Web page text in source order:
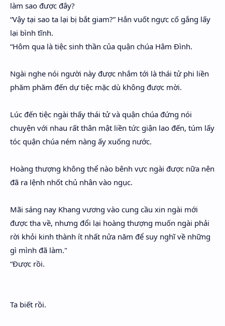
làm sao được đây?
“Vậy tại sao ta lại bị bắt giam?” Hắn vuốt ngực cố gắng lấy
lại bình tĩnh.
“Hôm qua là tiệc sinh thần của quận chúa Hâm Đình.
Ngài nghe nói người này được nhắm tới là thái tử phi liền
phăm phăm đến dự tiệc mặc dù không được mời.
Lúc đến tiệc ngài thấy thái tử và quận chúa đứng nói
chuyện với nhau rất thân mật liền tức giận lao đến, túm lấy
tóc quận chúa ném nàng ấy xuống nước.
Hoàng thượng không thể nào bênh vực ngài được nữa nên
đã ra lệnh nhốt chủ nhân vào ngục.
Mãi sáng nay Khang vương vào cung cầu xin ngài mới
được tha về, nhưng đổi lại hoàng thượng muốn ngài phải
rời khỏi kinh thành ít nhất nửa năm để suy nghĩ về những
gì mình đã làm."
“Được rồi.
Ta biết rồi.